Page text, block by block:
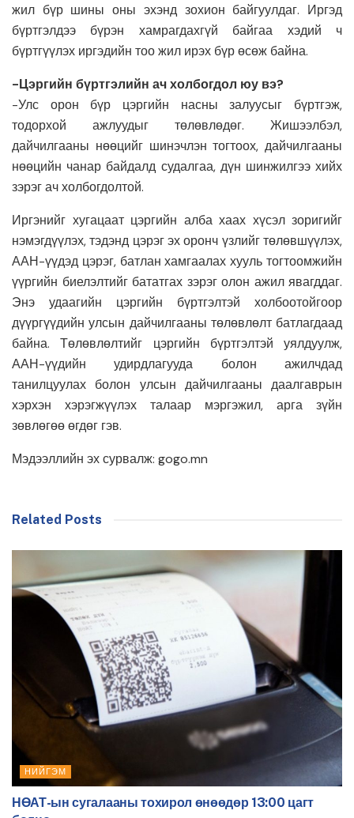
жил бүр шины оны эхэнд зохион байгуулдаг. Иргэд
бүртгэлдээ бүрэн хамрагдахгүй байгаа хэдий ч
бүртгүүлэх иргэдийн тоо жил ирэх бүр өсөж байна.
-Цэргийн бүртгэлийн ач холбогдол юу вэ?
-Улс орон бүр цэргийн насны залуусыг бүртгэж,
тодорхой ажлуудыг төлөвлөдөг. Жишээлбэл,
дайчилгааны нөөцийг шинэчлэн тогтоох, дайчилгааны
нөөцийн чанар байдалд судалгаа, дүн шинжилгээ хийх
зэрэг ач холбогдолтой.
Иргэнийг хугацаат цэргийн алба хаах хүсэл зоригийг
нэмэгдүүлэх, тэдэнд цэрэг эх оронч үзлийг төлөвшүүлэх,
ААН-үүдэд цэрэг, батлан хамгаалах хууль тогтоомжийн
үүргийн биелэлтийг бататгах зэрэг олон ажил явагддаг.
Энэ удаагийн цэргийн бүртгэлтэй холбоотойгоор
дүүргүүдийн улсын дайчилгааны төлөвлөлт батлагдаад
байна. Төлөвлөлтийг цэргийн бүртгэлтэй уялдуулж,
ААН-үүдийн удирдлагууда болон ажилчдад
танилцуулах болон улсын дайчилгааны даалгаврын
хэрхэн хэрэгжүүлэх талаар мэргэжил, арга зүйн
зөвлөгөө өгдөг гэв.
Мэдээллийн эх сурвалж: gogo.mn
Related Posts
НИЙГЭМ
НӨАТ-ын сугалааны тохирол өнөөдөр 13:00 цагт